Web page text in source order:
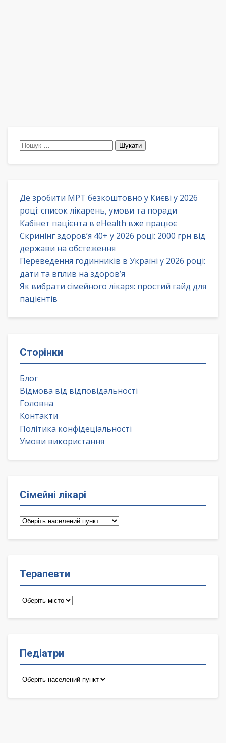
Пошук:
Де зробити МРТ безкоштовно у Києві у 2026
році: список лікарень, умови та поради
Кабінет пацієнта в eHealth вже працює
Скринінг здоров’я 40+ у 2026 році: 2000 грн від
держави на обстеження
Переведення годинників в Україні у 2026 році:
дати та вплив на здоров’я
Як вибрати сімейного лікаря: простий гайд для
пацієнтів
Сторінки
Блог
Відмова від відповідальності
Головна
Контакти
Політика конфідеціальності
Умови використання
Сімейні лікарі
Сімейні
Терапевти
Терапевти
Педіатри
Педіатри